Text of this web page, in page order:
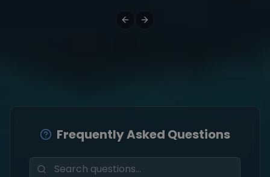
Frequently Asked Questions